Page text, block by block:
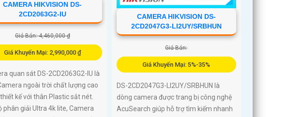
CAMERA HIKVISION DS-
2CD2063G2-IU
Giá Bán: 4,460,000 ₫
Giá Khuyến Mại: 2,990,000 ₫
quan sát DS-2CD2063G2-IU là
ngoài trời chất lượng cao
kế với thân Plastic sắt nét.
phân giải Ultra 4k lite, Camera
CAMERA HIKVISION DS-
2CD2047G3-LI2UY/SRBHUN
Giá Bán:
Giá Khuyến Mại: 5%-35%
DS-2CD2047G3-LI2UY/SRBHUN là
dòng camera được trang bị công nghệ
AcuSearch giúp hỗ trợ tìm kiếm nhanh